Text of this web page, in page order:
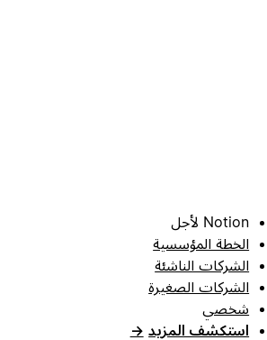
Notion لأجل
الخطة المؤسسية
الشركات الناشئة
الشركات الصغيرة
شخصي
استكشف المزيد →